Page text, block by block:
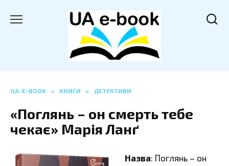
UA-E-BOOK » КНИГИ » ДЕТЕКТИВИ
«Поглянь – он смерть тебе
чекає» Марія Ланґ
Назва: Поглянь – он